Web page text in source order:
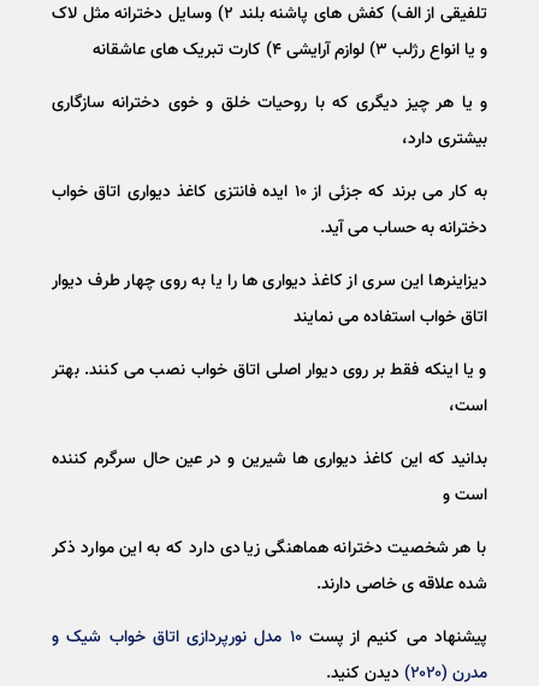
تلفیقی از الف) کفش های پاشنه بلند ۲) وسایل دخترانه مثل لاک
و یا انواع رژلب ۳) لوازم آرایشی ۴) کارت تبریک های عاشقانه
و یا هر چیز دیگری که با روحیات خلق و خوی دخترانه سازگاری
بیشتری دارد،
به کار می برند که جزئی از ۱۰ ایده فانتزی کاغذ دیواری اتاق خواب
دخترانه به حساب می آید.
دیزاینرها این سری از کاغذ دیواری ها را یا به روی چهار طرف دیوار
اتاق خواب استفاده می نمایند
و یا اینکه فقط بر روی دیوار اصلی اتاق خواب نصب می کنند. بهتر
است،
بدانید که این کاغذ دیواری ها شیرین و در عین حال سرگرم کننده
است و
با هر شخصیت دخترانه هماهنگی زیادی دارد که به این موارد ذکر
شده علاقه ی خاصی دارند.
پیشنهاد می کنیم از پست
۱۰ مدل نورپردازی اتاق خواب شیک و
مدرن (۲۰۲۰)
دیدن کنید.